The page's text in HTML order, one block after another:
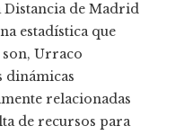
de Madrid
estadística que
son, Urraco
dinámicas
relacionadas
de recursos para